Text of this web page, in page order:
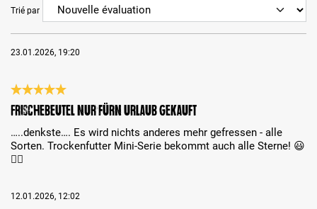
Trié par
23.01.2026, 19:20
Évaluation avec une note de 5 sur 5 étoiles
Frischebeutel nur fürn Urlaub gekauft
…..denkste…. Es wird nichts anderes mehr gefressen - alle
Sorten. Trockenfutter Mini-Serie bekommt auch alle Sterne! 😃
👌🏻
12.01.2026, 12:02